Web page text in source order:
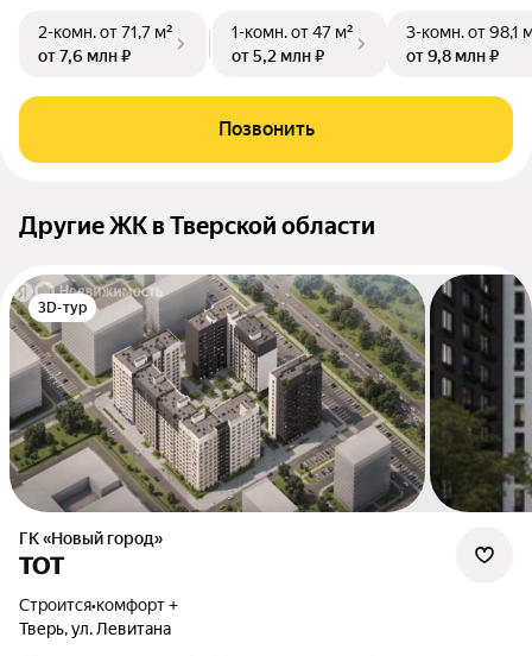
2-комн.от 71,7 м²
от 7,6 млн ₽
1-комн.от 47 м²
от 5,2 млн ₽
3-комн.от 98,1
от 9,8 млн ₽
Позвонить
Другие ЖК в Тверской области
3D-тур
ГК «Новый город»
ТОТ
Строится•комфорт +
Тверь, ул. Левитана